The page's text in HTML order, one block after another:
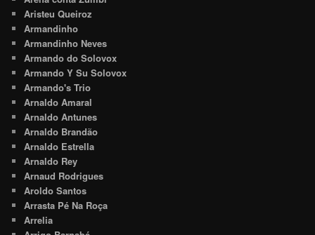
Aristeu Queiroz
Armandinho
Armandinho Neves
Armando do Solovox
Armando Y Su Solovox
Armando's Trio
Arnaldo Amaral
Arnaldo Antunes
Arnaldo Brandão
Arnaldo Estrella
Arnaldo Rey
Arnaud Rodrigues
Aroldo Santos
Arrasta Pé Na Roça
Arrelia